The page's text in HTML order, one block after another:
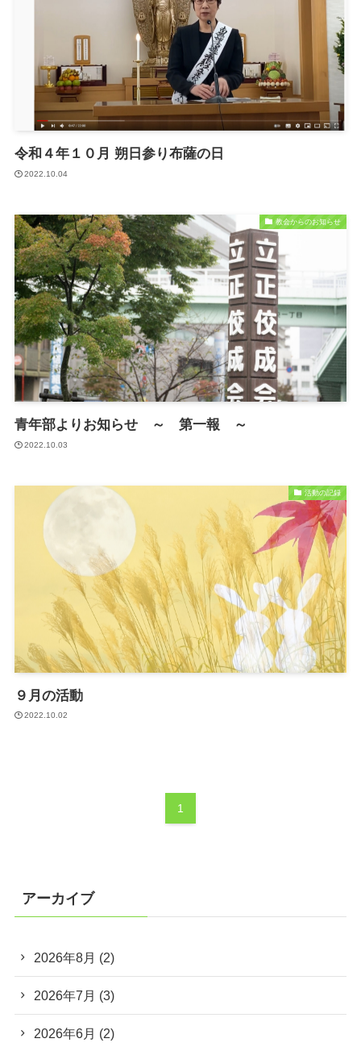
令和４年１０月 朔日参り布薩の日
2022.10.04
教会からのお知らせ
青年部よりお知らせ ～ 第一報 ～
2022.10.03
活動の記録
９月の活動
2022.10.02
1
アーカイブ
2026年8月 (2)
2026年7月 (3)
2026年6月 (2)